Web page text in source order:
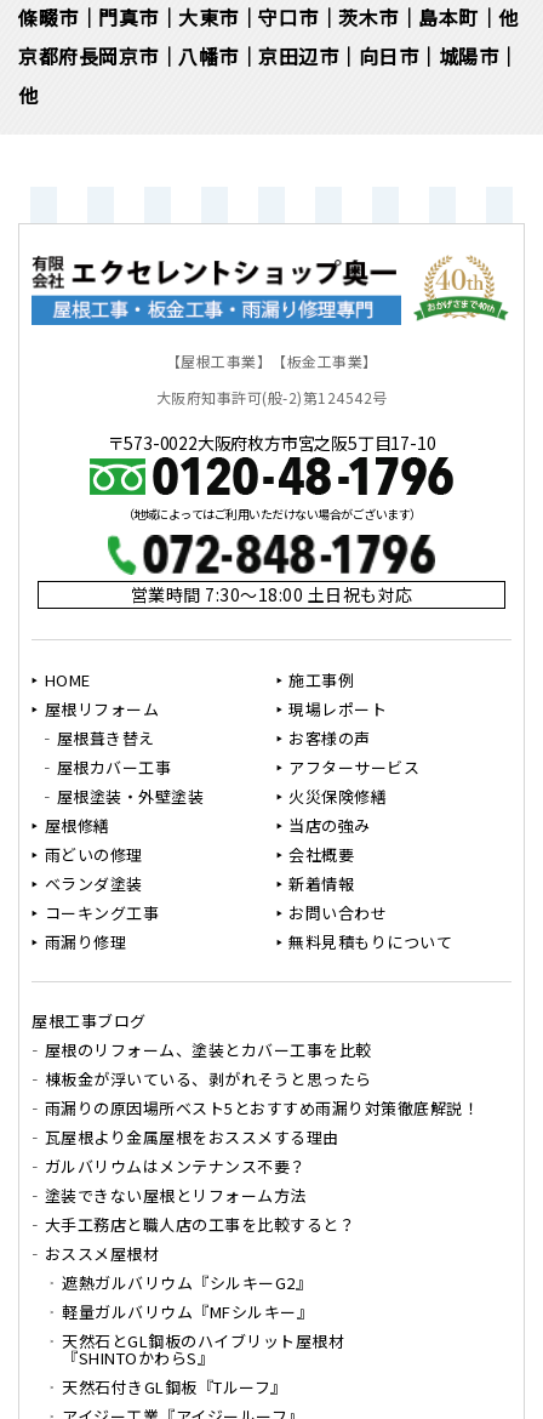
條畷市｜門真市｜大東市｜守口市｜茨木市｜島本町｜他
京都府長岡京市｜八幡市｜京田辺市｜向日市｜城陽市｜
他
【屋根工事業】【板金工事業】
大阪府知事許可(般-2)第124542号
〒573-0022大阪府枚方市宮之阪5丁目17-10
（地域によってはご利用いただけない場合がございます）
営業時間 7:30～18:00 土日祝も対応
HOME
屋根リフォーム
屋根葺き替え
屋根カバー工事
屋根塗装・外壁塗装
屋根修繕
雨どいの修理
ベランダ塗装
コーキング工事
雨漏り修理
施工事例
現場レポート
お客様の声
アフターサービス
火災保険修繕
当店の強み
会社概要
新着情報
お問い合わせ
無料見積もりについて
屋根工事ブログ
屋根のリフォーム、塗装とカバー工事を比較
棟板金が浮いている、剥がれそうと思ったら
雨漏りの原因場所ベスト5とおすすめ雨漏り対策徹底解説！
瓦屋根より金属屋根をおススメする理由
ガルバリウムはメンテナンス不要？
塗装できない屋根とリフォーム方法
大手工務店と職人店の工事を比較すると？
おススメ屋根材
遮熱ガルバリウム『シルキーG2』
軽量ガルバリウム『MFシルキー』
天然石とGL鋼板のハイブリット屋根材
『SHINTOかわらS』
天然石付きGL鋼板『Tルーフ』